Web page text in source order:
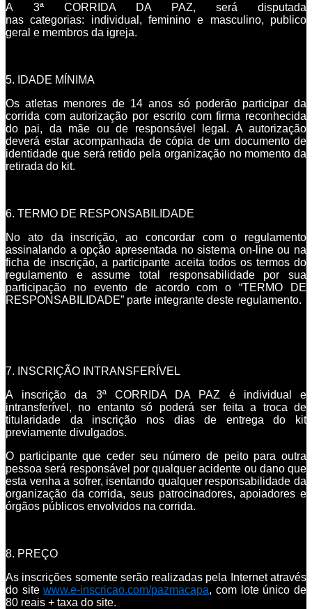
A 3ª CORRIDA DA PAZ, será disputada
nas categorias: individual, feminino e masculino, publico
geral e membros da igreja.
5. IDADE MÍNIMA
Os atletas menores de 14 anos só poderão participar da
corrida com autorização por escrito com firma reconhecida
do pai, da mãe ou de responsável legal. A autorização
deverá estar acompanhada de cópia de um documento de
identidade que será retido pela organização no momento da
retirada do kit.
6. TERMO DE RESPONSABILIDADE
No ato da inscrição, ao concordar com o regulamento
assinalando a opção apresentada no sistema on-line ou na
ficha de inscrição, a participante aceita todos os termos do
regulamento e assume total responsabilidade por sua
participação no evento de acordo com o “TERMO DE
RESPONSABILIDADE” parte integrante deste regulamento.
7. INSCRIÇÃO INTRANSFERÍVEL
A inscrição da 3ª CORRIDA DA PAZ é individual e
intransferível, no entanto só poderá ser feita a troca de
titularidade da inscrição nos dias de entrega do kit
previamente divulgados.
O participante que ceder seu número de peito para outra
pessoa será responsável por qualquer acidente ou dano que
esta venha a sofrer, isentando qualquer responsabilidade da
organização da corrida, seus patrocinadores, apoiadores e
órgãos públicos envolvidos na corrida.
8. PREÇO
As inscrições somente serão realizadas pela Internet através
do sitewww.e-inscricao.com/pazmacapa, com lote único de
80 reais + taxa do site.